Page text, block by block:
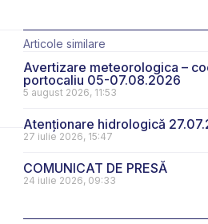
Articole similare
Avertizare meteorologica –
portocaliu 05-07.08.2026
5 august 2026, 11:53
Atenționare hidrologică
27 iulie 2026, 15:47
COMUNICAT DE PRESĂ
24 iulie 2026, 09:33